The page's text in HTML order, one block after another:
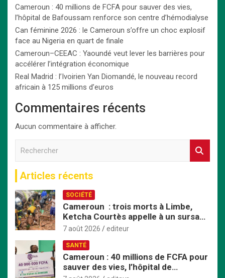
Cameroun : 40 millions de FCFA pour sauver des vies,
l’hôpital de Bafoussam renforce son centre d’hémodialyse
Can féminine 2026 : le Cameroun s’offre un choc explosif
face au Nigeria en quart de finale
Cameroun–CEEAC : Yaoundé veut lever les barrières pour
accélérer l’intégration économique
Real Madrid : l’Ivoirien Yan Diomandé, le nouveau record
africain à 125 millions d’euros
Commentaires récents
Aucun commentaire à afficher.
r
c
h
e
r
Articles récents
SOCIÉTÉ
Cameroun : trois morts à Limbe,
Ketcha Courtès appelle à un sursaut
face aux inondations
7 août 2026 editeur
SANTÉ
Cameroun : 40 millions de FCFA pour
sauver des vies, l’hôpital de